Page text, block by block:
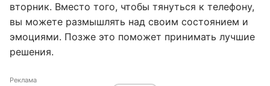
вторник. Вместо того, чтобы тянуться к телефону,
вы можете размышлять над своим состоянием и
эмоциями. Позже это поможет принимать лучшие
решения.
Реклама